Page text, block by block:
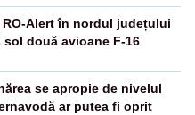
Alert în nordul județului
sol două avioane F-16
se apropie de nivelul
ar putea fi oprit